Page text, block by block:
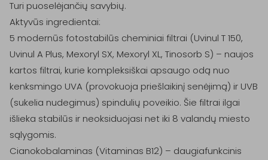
Turi puoselėjančių savybių.
Aktyvūs ingredientai:
5 modernūs fotostabilūs cheminiai filtrai (Uvinul T 150,
Uvinul A Plus, Mexoryl SX, Mexoryl XL, Tinosorb S) – naujos
kartos filtrai, kurie kompleksiškai apsaugo odą nuo
kenksmingo UVA (provokuoja priešlaikinį senėjimą) ir UVB
(sukelia nudegimus) spindulių poveikio. Šie filtrai ilgai
išlieka stabilūs ir neoksiduojasi net iki 8 valandų miesto
sąlygomis.
Cianokobalaminas (Vitaminas B12) – daugiafunkcinis